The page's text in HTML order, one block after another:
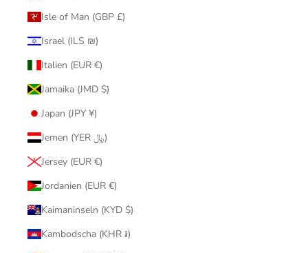
Isle of Man (GBP £)
Israel (ILS ₪)
Italien (EUR €)
Jamaika (JMD $)
Japan (JPY ¥)
Jemen (YER ﷼)
Jersey (EUR €)
Jordanien (EUR €)
Kaimaninseln (KYD $)
Kambodscha (KHR ៛)